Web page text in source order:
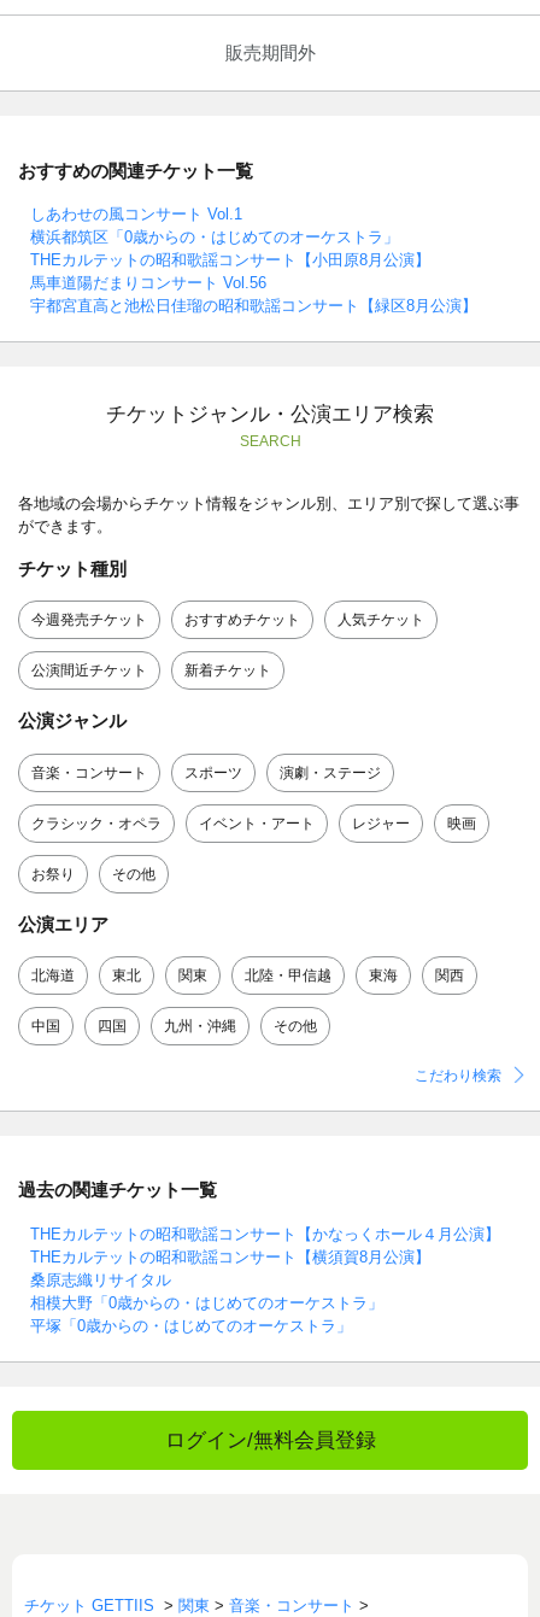
販売期間外
おすすめの関連チケット一覧
しあわせの風コンサート Vol.1
横浜都筑区「0歳からの・はじめてのオーケストラ」
THEカルテットの昭和歌謡コンサート【小田原8月公演】
馬車道陽だまりコンサート Vol.56
宇都宮直高と池松日佳瑠の昭和歌謡コンサート【緑区8月公演】
チケットジャンル・公演エリア検索
SEARCH
各地域の会場からチケット情報をジャンル別、エリア別で探して選ぶ事
ができます。
チケット種別
今週発売チケット おすすめチケット 人気チケット
公演間近チケット 新着チケット
公演ジャンル
音楽・コンサート スポーツ 演劇・ステージ
クラシック・オペラ イベント・アート レジャー 映画
お祭り その他
公演エリア
北海道 東北 関東 北陸・甲信越 東海 関西
中国 四国 九州・沖縄 その他
こだわり検索
過去の関連チケット一覧
THEカルテットの昭和歌謡コンサート【かなっくホール４月公演】
THEカルテットの昭和歌謡コンサート【横須賀8月公演】
桑原志織リサイタル
相模大野「0歳からの・はじめてのオーケストラ」
平塚「0歳からの・はじめてのオーケストラ」
ログイン/無料会員登録
チケット GETTIIS > 関東 > 音楽・コンサート >